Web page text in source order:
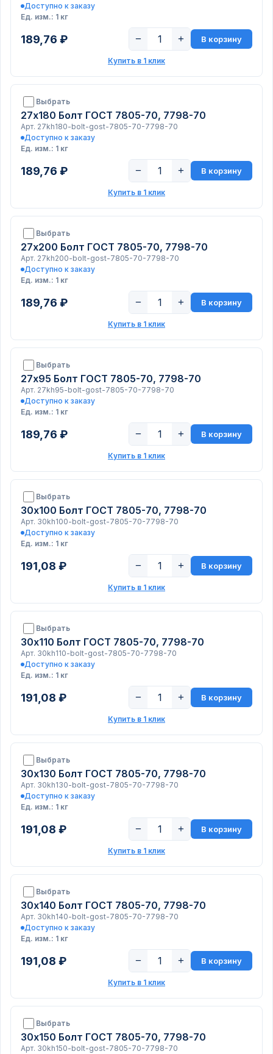
Доступно к заказу
Ед. изм.: 1 кг
189,76 ₽ − + В корзину
Купить в 1 клик
Выбрать
27х180 Болт ГОСТ 7805-70, 7798-70
Арт. 27kh180-bolt-gost-7805-70-7798-70
Доступно к заказу
Ед. изм.: 1 кг
189,76 ₽ − + В корзину
Купить в 1 клик
Выбрать
27х200 Болт ГОСТ 7805-70, 7798-70
Арт. 27kh200-bolt-gost-7805-70-7798-70
Доступно к заказу
Ед. изм.: 1 кг
189,76 ₽ − + В корзину
Купить в 1 клик
Выбрать
27х95 Болт ГОСТ 7805-70, 7798-70
Арт. 27kh95-bolt-gost-7805-70-7798-70
Доступно к заказу
Ед. изм.: 1 кг
189,76 ₽ − + В корзину
Купить в 1 клик
Выбрать
30х100 Болт ГОСТ 7805-70, 7798-70
Арт. 30kh100-bolt-gost-7805-70-7798-70
Доступно к заказу
Ед. изм.: 1 кг
191,08 ₽ − + В корзину
Купить в 1 клик
Выбрать
30х110 Болт ГОСТ 7805-70, 7798-70
Арт. 30kh110-bolt-gost-7805-70-7798-70
Доступно к заказу
Ед. изм.: 1 кг
191,08 ₽ − + В корзину
Купить в 1 клик
Выбрать
30х130 Болт ГОСТ 7805-70, 7798-70
Арт. 30kh130-bolt-gost-7805-70-7798-70
Доступно к заказу
Ед. изм.: 1 кг
191,08 ₽ − + В корзину
Купить в 1 клик
Выбрать
30х140 Болт ГОСТ 7805-70, 7798-70
Арт. 30kh140-bolt-gost-7805-70-7798-70
Доступно к заказу
Ед. изм.: 1 кг
191,08 ₽ − + В корзину
Купить в 1 клик
Выбрать
30х150 Болт ГОСТ 7805-70, 7798-70
Арт. 30kh150-bolt-gost-7805-70-7798-70